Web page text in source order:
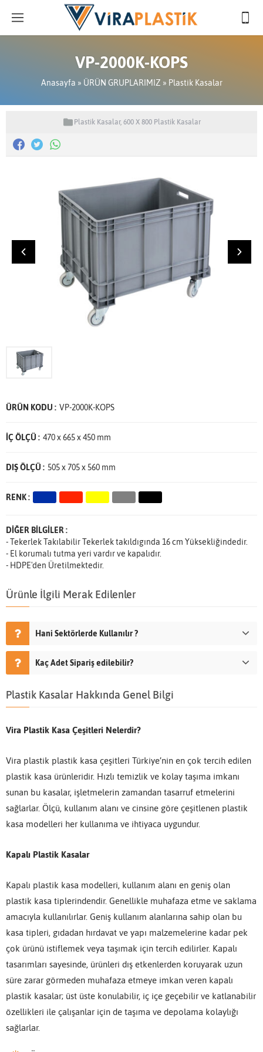
VP-2000K-KOPS
Anasayfa » ÜRÜN GRUPLARIMIZ » Plastik Kasalar
Plastik Kasalar, 600 X 800 Plastik Kasalar
ÜRÜN KODU : VP-2000K-KOPS
İÇ ÖLÇÜ : 470 x 665 x 450 mm
DIŞ ÖLÇÜ : 505 x 705 x 560 mm
RENK :
DİĞER BİLGİLER :
- Tekerlek Takılabilir Tekerlek takıldıgında 16 cm Yüksekliğindedir.
- El korumalı tutma yeri vardır ve kapalıdır.
- HDPE'den Üretilmektedir.
Ürünle İlgili Merak Edilenler
Hani Sektörlerde Kullanılır ?
Kaç Adet Sipariş edilebilir?
Plastik Kasalar Hakkında Genel Bilgi
Vira Plastik Kasa Çeşitleri Nelerdir?
Vira plastik plastik kasa çeşitleri Türkiye’nin en çok tercih edilen
plastik kasa ürünleridir. Hızlı temizlik ve kolay taşıma imkanı
sunan bu kasalar, işletmelerin zamandan tasarruf etmelerini
sağlarlar. Ölçü, kullanım alanı ve cinsine göre çeşitlenen plastik
kasa modelleri her kullanıma ve ihtiyaca uygundur.
Kapalı Plastik Kasalar
Kapalı plastik kasa modelleri, kullanım alanı en geniş olan
plastik kasa tiplerindendir. Genellikle muhafaza etme ve saklama
amacıyla kullanılırlar. Geniş kullanım alanlarına sahip olan bu
kasa tipleri, gıdadan hırdavat ve yapı malzemelerine kadar pek
çok ürünü istiflemek veya taşımak için tercih edilirler. Kapalı
tasarımları sayesinde, ürünleri dış etkenlerden koruyarak uzun
süre zarar görmeden muhafaza etmeye imkan veren kapalı
plastik kasalar; üst üste konulabilir, iç içe geçebilir ve katlanabilir
özellikleri ile çalışanlar için de taşıma ve depolama kolaylığı
sağlarlar.